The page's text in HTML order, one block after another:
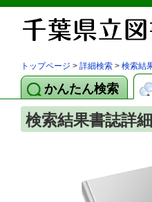
トップページ > 詳細検索 > 検索結
かんたん検索
検索結果書誌詳細